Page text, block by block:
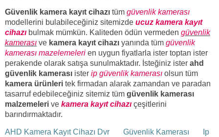
Güvenlik kamera kayıt cihazı tüm güvenlik kamerası
modellerini bulabileceğiniz sitemizde ucuz kamera kayıt
cihazı bulmak mümkün. Kaliteden ödün vermeden güvenlik
kamerası ve kamera kayıt cihazı yanında tüm güvenlik
kamerası mazelemeleri en uygun fiyatlarla ister toptan ister
perakende olarak satışa sunulmaktadır. İsteğiniz ister ahd
güvenlik kamerası ister ip güvenlik kamerası olsun tüm
kamera ürünleri tek firmadan alarak zamandan ve paradan
tasarruf edebileceğiniz sitemiz tüm güvenlik kamerası
malzemeleri ve kamera kayıt cihazı çeşitlerini
barındırmaktadır.
AHD Kamera Kayıt Cihazı Dvr Güvenlik Kamerası
Ip